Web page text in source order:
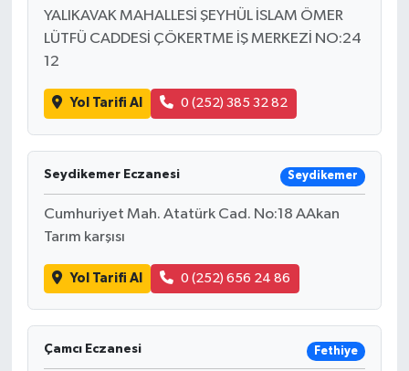
YALIKAVAK MAHALLESİ ŞEYHÜL İSLAM ÖMER
LÜTFÜ CADDESİ ÇÖKERTME İŞ MERKEZİ NO:24
12
Yol Tarifi Al 0 (252) 385 32 82
Seydikemer Eczanesi Seydikemer
Cumhuriyet Mah. Atatürk Cad. No:18 AAkan
Tarım karşısı
Yol Tarifi Al 0 (252) 656 24 86
Çamcı Eczanesi Fethiye